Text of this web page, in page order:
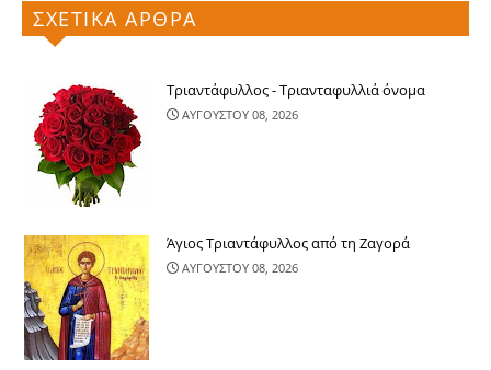
ΣΧΕΤΙΚΑ ΑΡΘΡΑ
Τριαντάφυλλος - Τριανταφυλλιά όνομα
ΑΥΓΟΥΣΤΟΥ 08, 2026
Άγιος Τριαντάφυλλος από τη Ζαγορά
ΑΥΓΟΥΣΤΟΥ 08, 2026